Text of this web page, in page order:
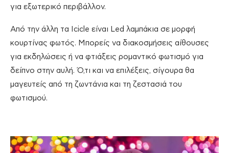
για εξωτερικό περιβάλλον.
Από την άλλη τα Icicle είναι Led λαμπάκια σε μορφή
κουρτίνας φωτός. Μπορείς να διακοσμήσεις αίθουσες
για εκδηλώσεις ή να φτιάξεις ρομαντικό φωτισμό για
δείπνο στην αυλή. Ό,τι και να επιλέξεις, σίγουρα θα
μαγευτείς από τη ζωντάνια και τη ζεστασιά του
φωτισμού.